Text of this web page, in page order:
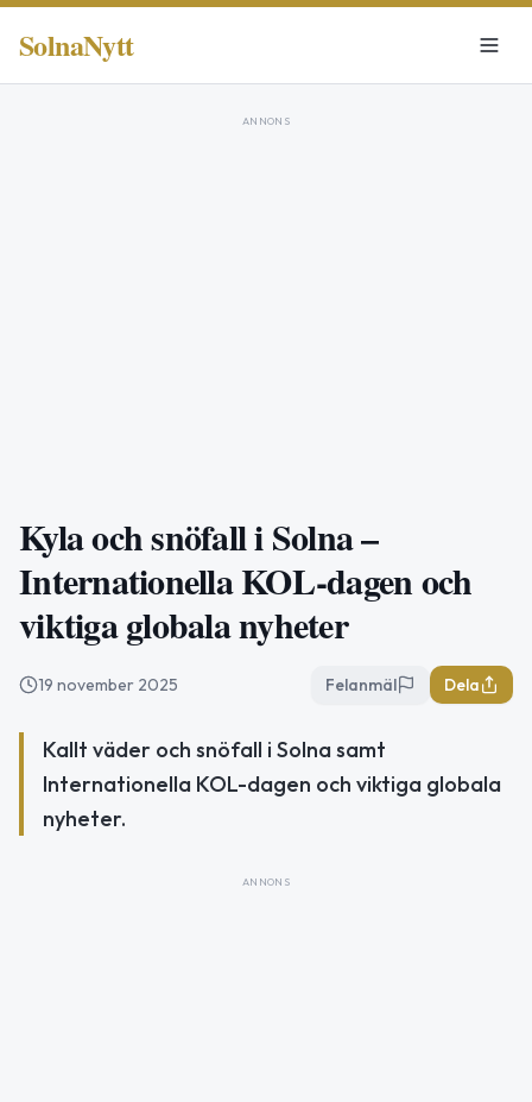
SolnaNytt
ANNONS
Kyla och snöfall i Solna –
Internationella KOL-dagen och
viktiga globala nyheter
19 november 2025 Felanmäl Dela
Kallt väder och snöfall i Solna samt
Internationella KOL-dagen och viktiga globala
nyheter.
ANNONS